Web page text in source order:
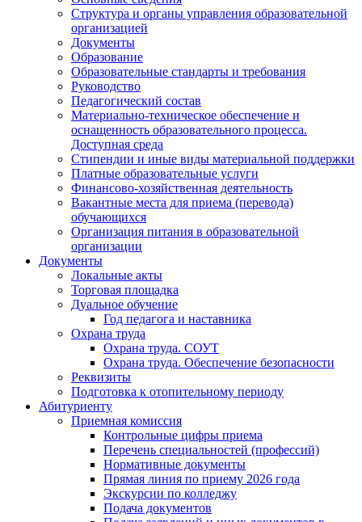
Структура и органы управления образовательной
организацией
Документы
Образование
Образовательные стандарты и требования
Руководство
Педагогический состав
Материально-техническое обеспечение и
оснащенность образовательного процесса.
Доступная среда
Стипендии и иные виды материальной поддержки
Платные образовательные услуги
Финансово-хозяйственная деятельность
Вакантные места для приема (перевода)
обучающихся
Организация питания в образовательной
организации
Документы
Локальные акты
Торговая площадка
Дуальное обучение
Год педагога и наставника
Охрана труда
Охрана труда. СОУТ
Охрана труда. Обеспечение безопасности
Реквизиты
Подготовка к отопительному периоду
Абитуриенту
Приемная комиссия
Контрольные цифры приема
Перечень специальностей (профессий)
Нормативные документы
Прямая линия по приему 2026 года
Экскурсии по колледжу
Подача документов